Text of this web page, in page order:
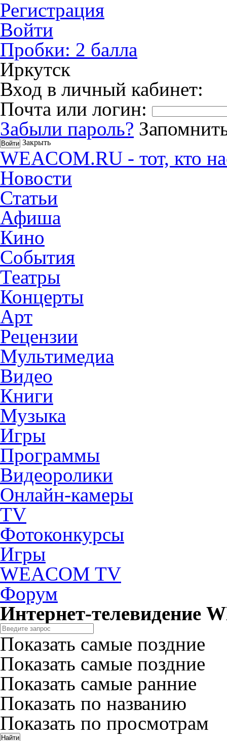
Регистрация
Войти
Пробки: 2 балла
Иркутск
Вход в личный кабинет:
Почта или логин:
Забыли пароль?
Закрыть
WEACOM.RU - тот, кто
Новости
Статьи
Афиша
Кино
События
Театры
Концерты
Арт
Рецензии
Мультимедиа
Видео
Книги
Музыка
Игры
Программы
Видеоролики
Онлайн-камеры
TV
Фотоконкурсы
Игры
WEACOM TV
Форум
Интернет-телевидение
Показать самые поздние
Показать самые поздние
Показать самые ранние
Показать по названию
Показать по просмотрам